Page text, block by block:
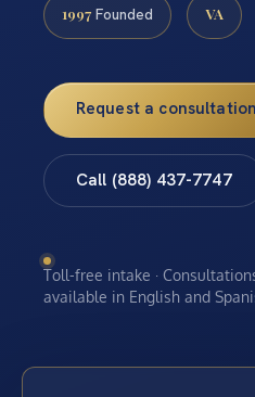
1997 Founded VA
Request a consultation
Call (888) 437-7747
Toll-free intake ·
available in English and